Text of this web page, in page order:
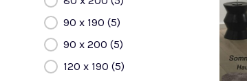
90 x 190 (5)
90 x 200 (5)
120 x 190 (5)